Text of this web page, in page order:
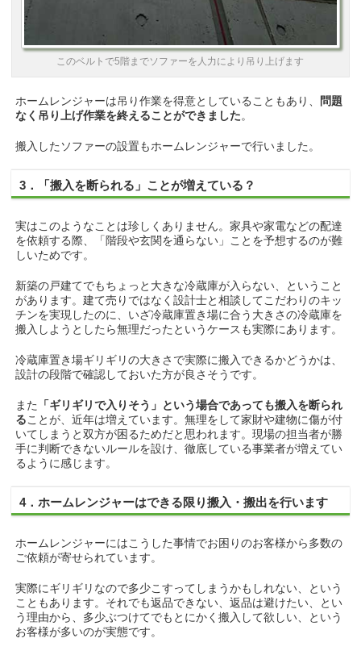
このベルトで5階までソファーを人力により吊り上げます
ホームレンジャーは吊り作業を得意としていることもあり、 問題
なく吊り上げ作業を終えることができました。
搬入したソファーの設置もホームレンジャーで行いました。
3．「搬入を断られる」ことが増えている？
実はこのようなことは珍しくありません。家具や家電などの配達
を依頼する際、「階段や玄関を通らない」ことを予想するのが難
しいためです。
新築の戸建てでもちょっと大きな冷蔵庫が入らない、ということ
があります。建て売りではなく設計士と相談してこだわりのキッ
チンを実現したのに、いざ冷蔵庫置き場に合う大きさの冷蔵庫を
搬入しようとしたら無理だったというケースも実際にあります。
冷蔵庫置き場ギリギリの大きさで実際に搬入できるかどうかは、
設計の段階で確認しておいた方が良さそうです。
また
「ギリギリで入りそう」という場合であっても搬入を断られ
ることが、近年は増えています。無理をして家財や建物に傷が付
いてしまうと双方が困るためだと思われます。現場の担当者が勝
手に判断できないルールを設け、徹底している事業者が増えてい
るように感じます。
4．ホームレンジャーはできる限り搬入・搬出を行います
ホームレンジャーにはこうした事情でお困りのお客様から多数の
ご依頼が寄せられています。
実際にギリギリなので多少こすってしまうかもしれない、という
こともあります。それでも返品できない、返品は避けたい、とい
う理由から、多少ぶつけてでもとにかく搬入して欲しい、という
お客様が多いのが実態です。